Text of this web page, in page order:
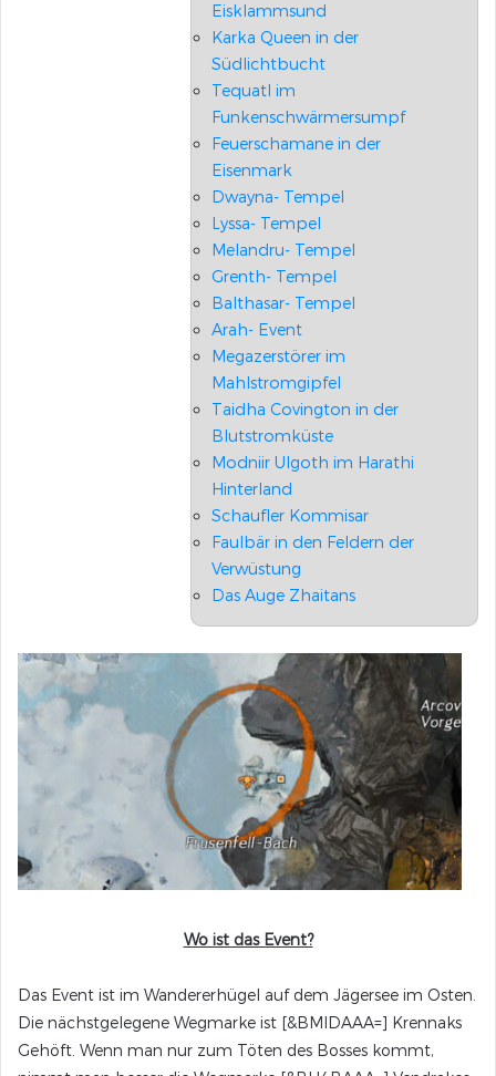
Eisklammsund
Karka Queen in der
Südlichtbucht
Tequatl im
Funkenschwärmersumpf
Feuerschamane in der
Eisenmark
Dwayna- Tempel
Lyssa- Tempel
Melandru- Tempel
Grenth- Tempel
Balthasar- Tempel
Arah- Event
Megazerstörer im
Mahlstromgipfel
Taidha Covington in der
Blutstromküste
Modniir Ulgoth im Harathi
Hinterland
Schaufler Kommisar
Faulbär in den Feldern der
Verwüstung
Das Auge Zhaitans
Wo ist das Event?
Das Event ist im Wandererhügel auf dem Jägersee im Osten.
Die nächstgelegene Wegmarke ist [&BMIDAAA=] Krennaks
Gehöft. Wenn man nur zum Töten des Bosses kommt,